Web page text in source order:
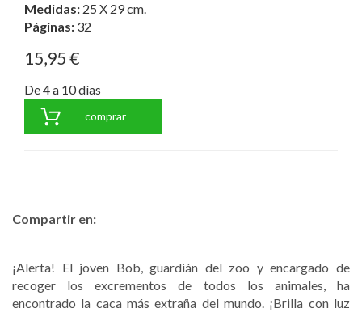
Medidas: 25 X 29 cm.
Páginas: 32
15,95 €
De 4 a 10 días
comprar
Compartir en:
¡Alerta! El joven Bob, guardián del zoo y encargado de
recoger los excrementos de todos los animales, ha
encontrado la caca más extraña del mundo. ¡Brilla con luz